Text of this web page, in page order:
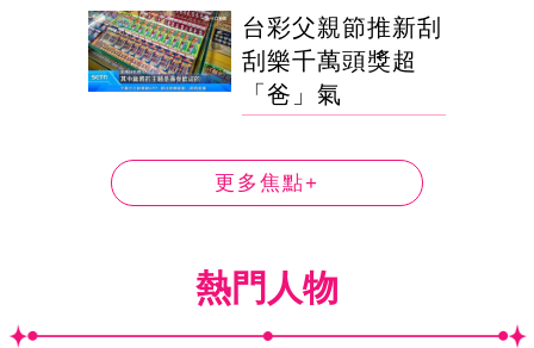
台彩父親節推新刮
刮樂千萬頭獎超
「爸」氣
更多焦點+
熱門人物